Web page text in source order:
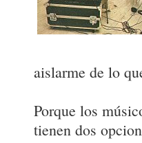
aislarme de lo
Porque los
tienen dos